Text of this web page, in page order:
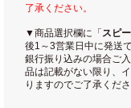
了承ください。
▼商品選択欄に「 スピ
後1～3営業日中に発送
銀行振り込みの場合ご
品は記載がない限り、
りますのでご了承くださ